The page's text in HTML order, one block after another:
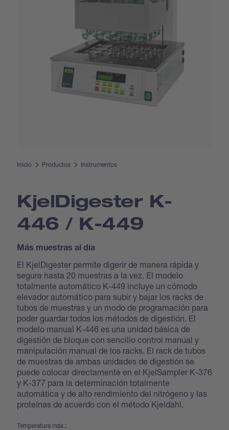
Inicio Productos Instrumentos
Kjel­Digester K-
446 / K-449
Más muestras al día
El KjelDigester permite digerir de manera rápida y
segura hasta 20 muestras a la vez. El modelo
totalmente automático K-449 incluye un cómodo
elevador automático para subir y bajar los racks de
tubos de muestras y un modo de programación para
poder guardar todos los métodos de digestión. El
modelo manual K-446 es una unidad básica de
digestión de bloque con sencillo control manual y
manipulación manual de los racks. El rack de tubos
de muestras de ambas unidades de digestión se
puede colocar directamente en el KjelSampler K-376
y K-377 para la determinación totalmente
automática y de alto rendimiento del nitrógeno y las
proteínas de acuerdo con el método Kjeldahl.
Temperatura máx.: